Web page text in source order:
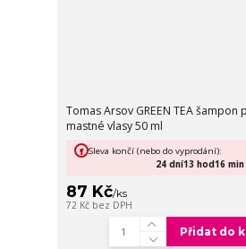
Tomas Arsov GREEN TEA šampon
mastné vlasy 50 ml
87 Kč/ks
72 Kč bez DPH
Sleva končí (nebo do vyprodání):
24 dní13 hod 16 min
Přidat do